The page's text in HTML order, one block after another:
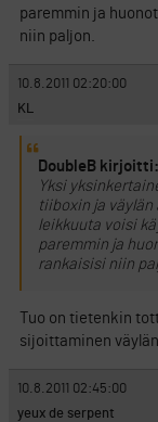
paremmin ja
niin paljon.
10.8.2011 02:20:00
KL
DoubleB kirjoitti:
Yksi
tiiboxin ja väylän
leikkuuta voisi
paremmin ja
rankaisisi niin
Tuo on tietenkin
sijoittaminen
10.8.2011 02:45:00
yeux de serpent